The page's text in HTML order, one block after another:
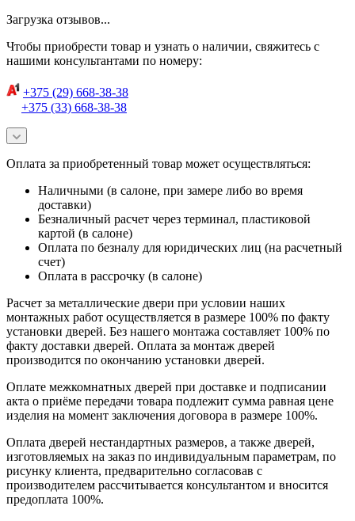
Загрузка отзывов...
Чтобы приобрести товар и узнать о наличии, свяжитесь с
нашими консультантами по номеру:
+375 (29) 668-38-38
+375 (33) 668-38-38
Оплата за приобретенный товар может осуществляться:
Наличными (в салоне, при замере либо во время
доставки)
Безналичный расчет через терминал, пластиковой
картой (в салоне)
Оплата по безналу для юридических лиц (на расчетный
счет)
Оплата в рассрочку (в салоне)
Расчет за металлические двери при условии наших
монтажных работ осуществляется в размере 100% по факту
установки дверей. Без нашего монтажа составляет 100% по
факту доставки дверей. Оплата за монтаж дверей
производится по окончанию установки дверей.
Оплате межкомнатных дверей при доставке и подписании
акта о приёме передачи товара подлежит сумма равная цене
изделия на момент заключения договора в размере 100%.
Оплата дверей нестандартных размеров, а также дверей,
изготовляемых на заказ по индивидуальным параметрам, по
рисунку клиента, предварительно согласовав с
производителем рассчитывается консультантом и вносится
предоплата 100%.